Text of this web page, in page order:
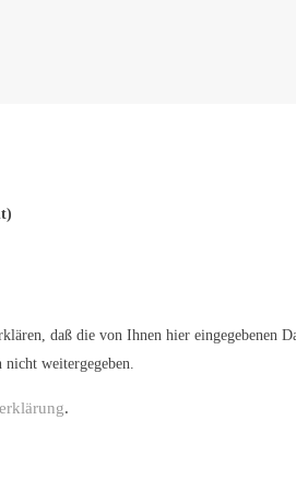
daß die von Ihnen hier eingegebenen
weitergegeben.
.